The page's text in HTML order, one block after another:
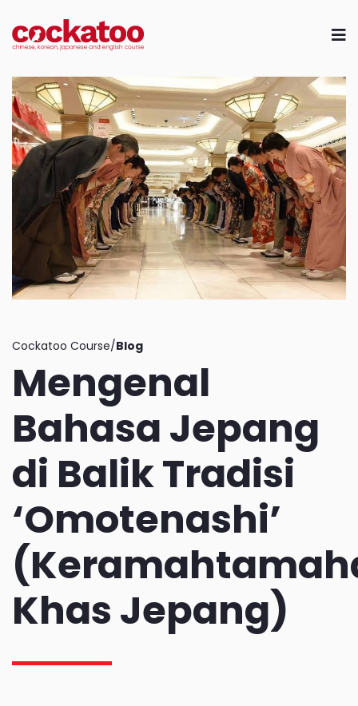
content
Cockatoo Course/Blog
Mengenal
Bahasa Jepang
di Balik Tradisi
‘Omotenashi’
Khas Jepang)